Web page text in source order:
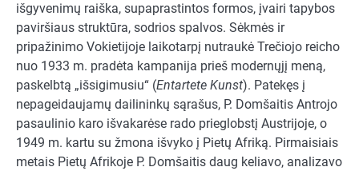
išgyvenimų raiška, supaprastintos formos, įvairi tapybos
paviršiaus struktūra, sodrios spalvos. Sėkmės ir
pripažinimo Vokietijoje laikotarpį nutraukė Trečiojo reicho
nuo 1933 m. pradėta kampanija prieš modernųjį meną,
paskelbtą „išsigimusiu“ (Entartete Kunst). Patekęs į
nepageidaujamų dailininkų sąrašus, P. Domšaitis Antrojo
pasaulinio karo išvakarėse rado prieglobstį Austrijoje, o
1949 m. kartu su žmona išvyko į Pietų Afriką. Pirmaisiais
metais Pietų Afrikoje P. Domšaitis daug keliavo, analizavo